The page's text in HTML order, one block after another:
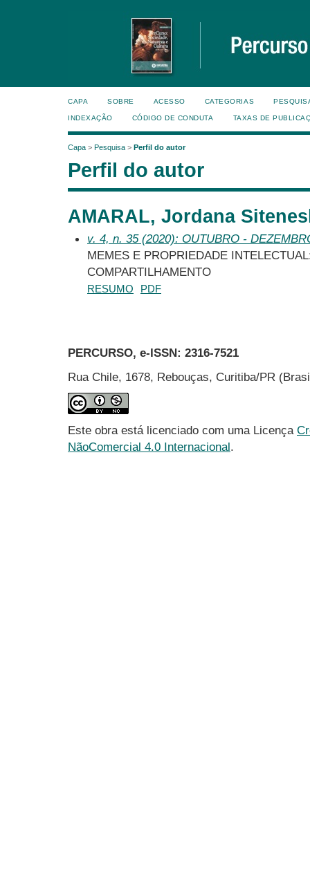
CAPA SOBRE ACESSO CATEGORIAS
INDEXAÇÃO CÓDIGO DE CONDUTA TAXAS DE
Capa > Pesquisa > Perfil do autor
Perfil do autor
AMARAL, Jordana
v. 4, n. 35 (2020): OUTUBRO -
MEMES E PROPRIEDADE
COMPARTILHAMENTO
RESUMO PDF
PERCURSO, e-ISSN: 2316-7521
Rua Chile, 1678, Rebouças, Curitiba/PR
Este obra está licenciado com uma Licença
NãoComercial 4.0 Internacional.